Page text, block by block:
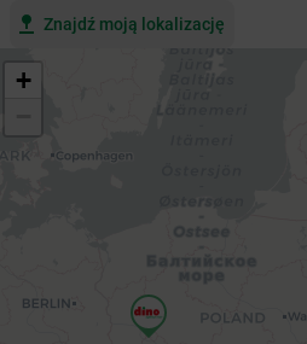
Znajdź moją lokalizację
+